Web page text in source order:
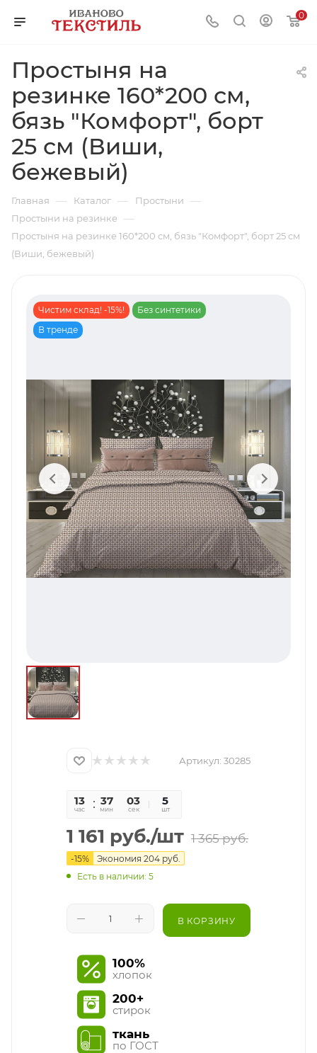
0
Простыня на
резинке 160*200 см,
бязь "Комфорт", борт
25 см (Виши,
бежевый)
Главная — Каталог — Простыни —
Простыни на резинке —
Простыня на резинке 160*200 см, бязь "Комфорт", борт 25 см
(Виши, бежевый)
Чистим склад! -15%!
Без синтетики
В тренде
Артикул: 30285
13
час
37
мин
03
сек
5
шт
1 161 руб./шт 1 365руб.
-15% Экономия 204 руб.
Есть в наличии: 5
В КОРЗИНУ
100%
хлопок
200+
стирок
ткань
по ГОСТ